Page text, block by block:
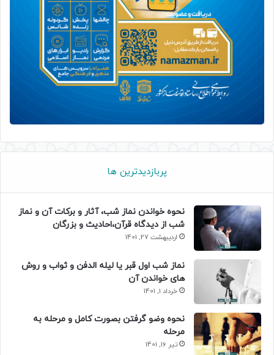
پربازدیدترین ها
نحوه خواندن نماز شب، آثار و برکات آن و نماز
شب از دیدگاه قرآن،احادیث و بزرگان
اردیبهشت 27, 1401
نماز شب اول قبر یا لیله الدفن و ثواب و روش
های خواندن آن
خرداد 1, 1401
نحوه وضو گرفتن بصورت کامل و مرحله به
مرحله
تیر 16, 1401